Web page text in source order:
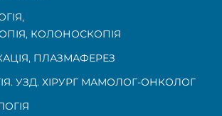
,
, КОЛОНОСКОПІЯ
ПЛАЗМАФЕРЕЗ
УЗД. ХІРУРГ МАМОЛОГ-ОНКОЛОГ